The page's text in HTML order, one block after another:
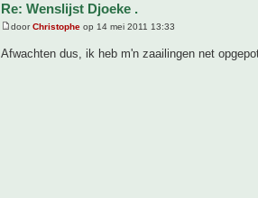
Re: Wenslijst Djoeke .
doorChristophe op 14 mei 2011 13:33
Afwachten dus, ik heb m'n zaailingen net